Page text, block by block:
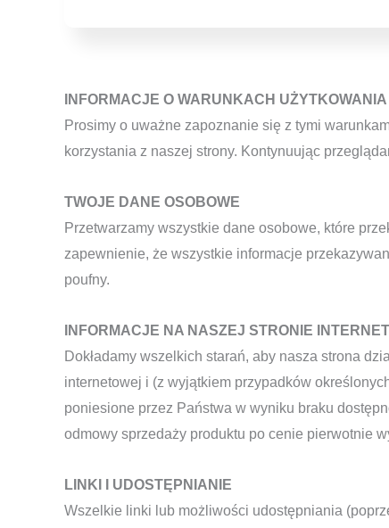
INFORMACJE O WARUNKACH UŻYTKOWANIA
Prosimy o uważne zapoznanie się z tymi
korzystania z naszej strony. Kontynuując
TWOJE DANE OSOBOWE
Przetwarzamy wszystkie dane osobowe, które
zapewnienie, że wszystkie informacje
poufny.
INFORMACJE NA NASZEJ STRONIE
Dokładamy wszelkich starań, aby nasza strona
internetowej i (z wyjątkiem przypadków
poniesione przez Państwa w wyniku braku
odmowy sprzedaży produktu po cenie pierwotnie
LINKI I UDOSTĘPNIANIE
Wszelkie linki lub możliwości udostępniania